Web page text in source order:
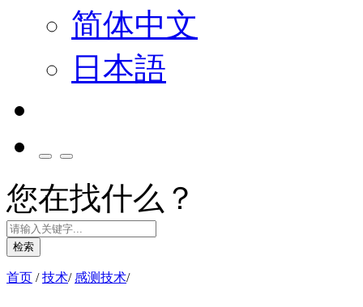
简体中文
日本語
您在找什么？
检索
首页 / 技术/ 感测技术/